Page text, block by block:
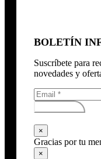
BOLETÍN
Suscríbete para
novedades y
Subscribirse
×
Gracias por tu
×